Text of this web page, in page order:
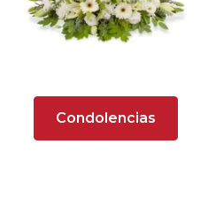
Condolencias
románticos
(Strelitzia)